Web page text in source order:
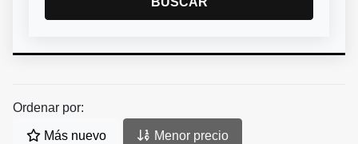
Ordenar por:
Más nuevo Menor precio